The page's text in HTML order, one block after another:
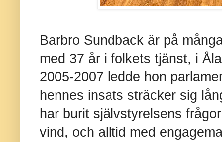
Barbro Sundback är på
med 37 år i folkets tjänst, i
2005-2007 ledde hon
hennes insats sträcker sig
har burit självstyrelsens
vind, och alltid med